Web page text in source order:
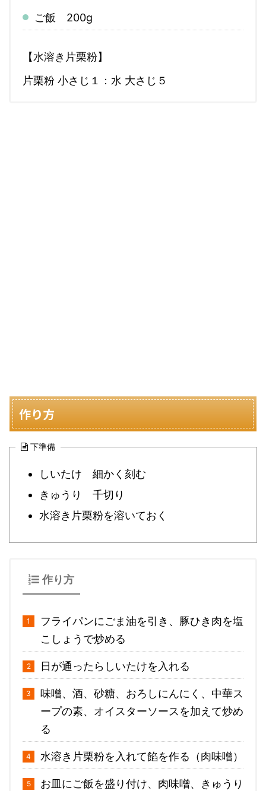
ご飯 200g
【水溶き片栗粉】
片栗粉 小さじ１：水 大さじ５
作り方
下準備
しいたけ 細かく刻む
きゅうり 千切り
水溶き片栗粉を溶いておく
作り方
フライパンにごま油を引き、豚ひき肉を塩
こしょうで炒める
日が通ったらしいたけを入れる
味噌、酒、砂糖、おろしにんにく、中華ス
ープの素、オイスターソースを加えて炒め
る
水溶き片栗粉を入れて餡を作る（肉味噌）
お皿にご飯を盛り付け、肉味噌、きゅうり